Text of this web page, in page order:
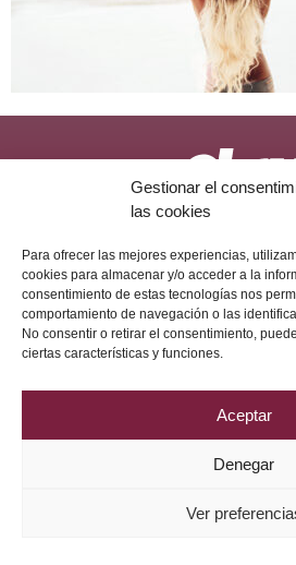
Gestionar el
las cookies
Para ofrecer las mejores experiencias,
cookies para almacenar y/o acceder a la
consentimiento de estas tecnologías nos
comportamiento de navegación o las
No consentir o retirar el consentimiento,
ciertas características y funciones.
Aceptar
Denegar
Ver
2026 © Grupo DRV